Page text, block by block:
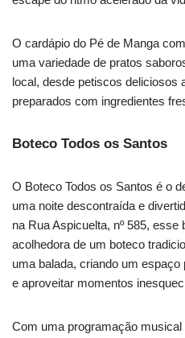
O cardápio do Pé de Manga
uma variedade de pratos
local, desde petiscos deliciosos
preparados com ingredientes
Boteco Todos os Santos
O Boteco Todos os Santos é o
uma noite descontraída e
na Rua Aspicuelta, nº 585,
acolhedora de um boteco
uma balada, criando um
e aproveitar momentos
Com uma programação